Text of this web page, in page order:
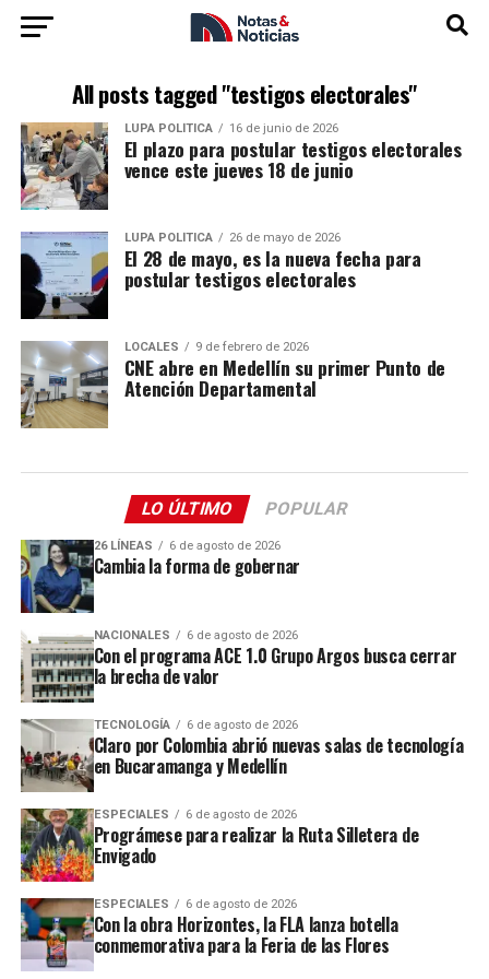
All posts tagged "testigos electorales"
LUPA POLÍTICA 16 de junio de 2026
El plazo para postular testigos electorales
vence este jueves 18 de junio
LUPA POLÍTICA 26 de mayo de 2026
El 28 de mayo, es la nueva fecha para
postular testigos electorales
LOCALES 9 de febrero de 2026
CNE abre en Medellín su primer Punto de
Atención Departamental
LO ÚLTIMO POPULAR
26 LÍNEAS 6 de agosto de 2026
Cambia la forma de gobernar
NACIONALES 6 de agosto de 2026
Con el programa ACE 1.0 Grupo Argos busca cerrar
la brecha de valor
TECNOLOGÍA 6 de agosto de 2026
Claro por Colombia abrió nuevas salas de tecnología
en Bucaramanga y Medellín
ESPECIALES 6 de agosto de 2026
Prográmese para realizar la Ruta Silletera de
Envigado
ESPECIALES 6 de agosto de 2026
Con la obra Horizontes, la FLA lanza botella
conmemorativa para la Feria de las Flores